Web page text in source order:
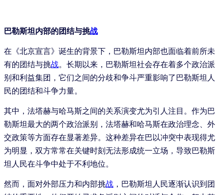
巴勒斯坦内部的团结与挑战
在《北京宣言》诞生的背景下，巴勒斯坦内部也面临着前所未
有的团结与挑战。长期以来，巴勒斯坦社会存在着多个政治派
别和利益集团，它们之间的分歧和争斗严重影响了巴勒斯坦人
民的团结和斗争力量。
其中，法塔赫与哈马斯之间的关系演变尤为引人注目。作为巴
勒斯坦最大的两个政治派别，法塔赫和哈马斯在政治理念、外
交政策等方面存在显著差异。这种差异在巴以冲突中表现得尤
为明显，双方常常在关键时刻无法形成统一立场，导致巴勒斯
坦人民在斗争中处于不利地位。
然而，面对外部压力和内部挑战 ，巴勒斯坦人民逐渐认识到团